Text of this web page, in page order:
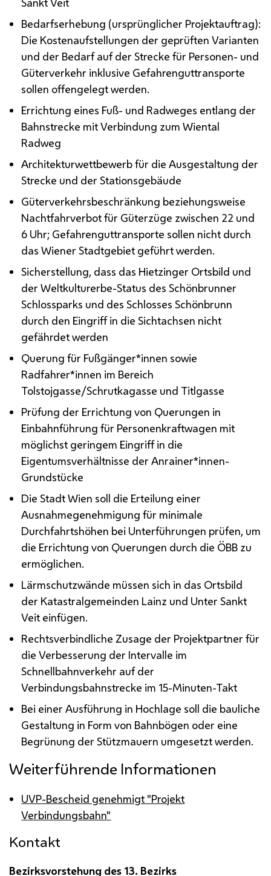
Bedarfserhebung (ursprünglicher Projektauftrag):
Die Kostenaufstellungen der geprüften Varianten
und der Bedarf auf der Strecke für Personen- und
Güterverkehr inklusive Gefahrenguttransporte
sollen offengelegt werden.
Errichtung eines Fuß- und Radweges entlang der
Bahnstrecke mit Verbindung zum Wiental
Radweg
Architekturwettbewerb für die Ausgestaltung der
Strecke und der Stationsgebäude
Güterverkehrsbeschränkung beziehungsweise
Nachtfahrverbot für Güterzüge zwischen 22 und
6 Uhr; Gefahrenguttransporte sollen nicht durch
das Wiener Stadtgebiet geführt werden.
Sicherstellung, dass das Hietzinger Ortsbild und
der Weltkulturerbe-Status des Schönbrunner
Schlossparks und des Schlosses Schönbrunn
durch den Eingriff in die Sichtachsen nicht
gefährdet werden
Querung für Fußgänger*innen sowie
Radfahrer*innen im Bereich
Tolstojgasse/Schrutkagasse und Titlgasse
Prüfung der Errichtung von Querungen in
Einbahnführung für Personenkraftwagen mit
möglichst geringem Eingriff in die
Eigentumsverhältnisse der Anrainer*innen-
Grundstücke
Die Stadt Wien soll die Erteilung einer
Ausnahmegenehmigung für minimale
Durchfahrtshöhen bei Unterführungen prüfen, um
die Errichtung von Querungen durch die ÖBB zu
ermöglichen.
Lärmschutzwände müssen sich in das Ortsbild
der Katastralgemeinden Lainz und Unter Sankt
Veit einfügen.
Rechtsverbindliche Zusage der Projektpartner für
die Verbesserung der Intervalle im
Schnellbahnverkehr auf der
Verbindungsbahnstrecke im 15-Minuten-Takt
Bei einer Ausführung in Hochlage soll die bauliche
Gestaltung in Form von Bahnbögen oder eine
Begrünung der Stützmauern umgesetzt werden.
Weiterführende Informationen
UVP-Bescheid genehmigt "Projekt
Verbindungsbahn"
Kontakt
Bezirksvorstehung des 13. Bezirks